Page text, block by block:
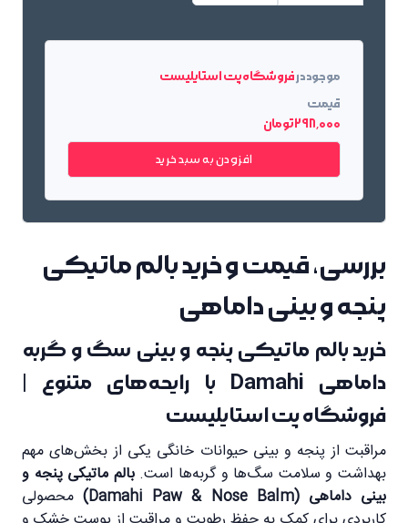
موجود درفروشگاه پت استایلیست
قیمت
298٬000 تومان
افزودن به سبد خرید
بررسی، قیمت و خرید بالم ماتیکی
پنجه و بینی داماهی
خرید بالم ماتیکی پنجه و بینی سگ و گربه
داماهی Damahi با رایحه‌های متنوع |
فروشگاه پت استایلیست
مراقبت از پنجه و بینی حیوانات خانگی یکی از بخش‌های مهم
بهداشت و سلامت سگ‌ها و گربه‌ها است.بالم ماتیکی پنجه و
بینی داماهی (Damahi Paw & Nose Balm)
محصولی